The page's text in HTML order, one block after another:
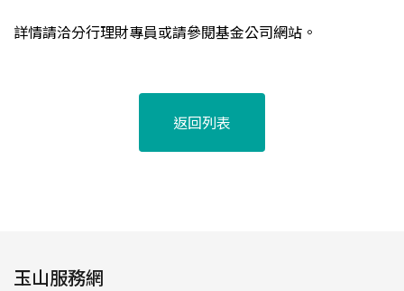
詳情請洽分行理財專員或請參閱基金公司網站。
返回列表
玉山服務網